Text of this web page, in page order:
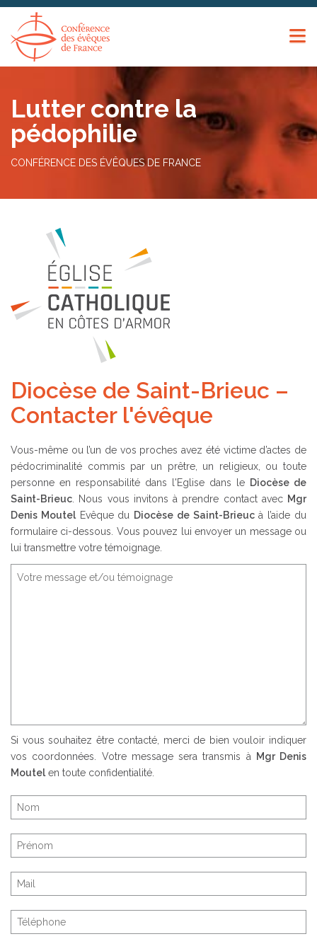
Lutter contre la
pédophilie
CONFÉRENCE DES ÉVÊQUES DE FRANCE
Diocèse de Saint-Brieuc –
Contacter l'évêque
Vous-même ou l’un de vos proches avez été victime d’actes de
pédocriminalité commis par un prêtre, un religieux, ou toute
personne en responsabilité dans l'Eglise dans le Diocèse de
Saint-Brieuc. Nous vous invitons à prendre contact avec Mgr
Denis MoutelEvêque du Diocèse de Saint-Brieucà l’aide du
formulaire ci-dessous. Vous pouvez lui envoyer un message ou
lui transmettre votre témoignage.
Si vous souhaitez être contacté, merci de bien vouloir indiquer
vos coordonnées. Votre message sera transmis à Mgr Denis
Moutelen toute confidentialité.
Panneau de gestion des cookies